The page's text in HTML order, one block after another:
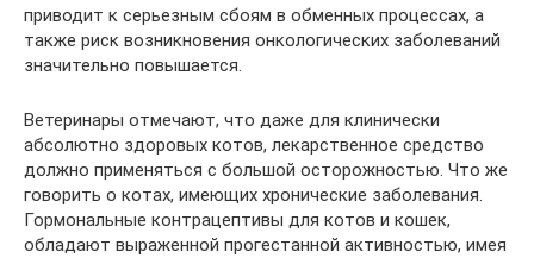
приводит к серьезным сбоям в обменных процессах, а
также риск возникновения онкологических заболеваний
значительно повышается.
Ветеринары отмечают, что даже для клинически
абсолютно здоровых котов, лекарственное средство
должно применяться с большой осторожностью. Что же
говорить о котах, имеющих хронические заболевания.
Гормональные контрацептивы для котов и кошек,
обладают выраженной прогестанной активностью, имея